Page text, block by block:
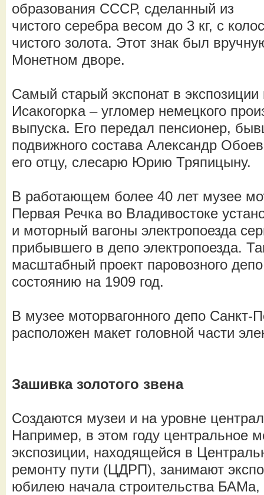
образования СССР, сделанный из
чистого серебра весом до 3 кг, с
чистого золота. Этот знак был
Монетном дворе.
Самый старый экспонат в экспозиции
Исакогорка – угломер немецкого
выпуска. Его передал пенсионер,
подвижного состава Александр
его отцу, слесарю Юрию Тряпицыну.
В работающем более 40 лет музее
Первая Речка во Владивостоке
и моторный вагоны электропоезда
прибывшего в депо электропоезда.
масштабный проект паровозного
состоянию на 1909 год.
В музее моторвагонного депо Санкт-
расположен макет головной части
Зашивка золотого звена
Создаются музеи и на уровне
Например, в этом году центральное
экспозиции, находящейся в
ремонту пути (ЦДРП), занимают
юбилею начала строительства